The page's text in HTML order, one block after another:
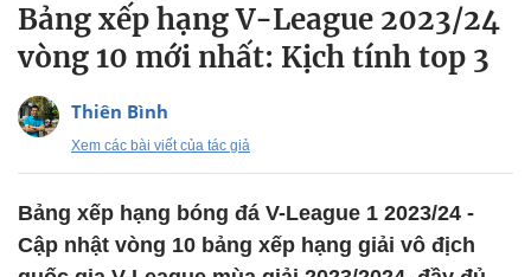
Bảng xếp hạng V-League 2023/24
vòng 10 mới nhất: Kịch tính top 3
Thiên Bình
Xem các bài viết của tác giả
Bảng xếp hạng bóng đá V-League 1 2023/24 -
Cập nhật vòng 10 bảng xếp hạng giải vô địch